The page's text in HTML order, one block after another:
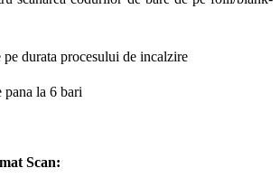
durata procesului de incalzire
pana la 6 bari
Scan: